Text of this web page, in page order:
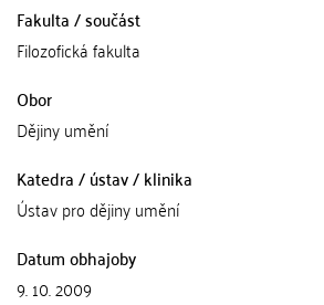
Fakulta / součást
Filozofická fakulta
Obor
Dějiny umění
Katedra / ústav / klinika
Ústav pro dějiny umění
Datum obhajoby
9. 10. 2009